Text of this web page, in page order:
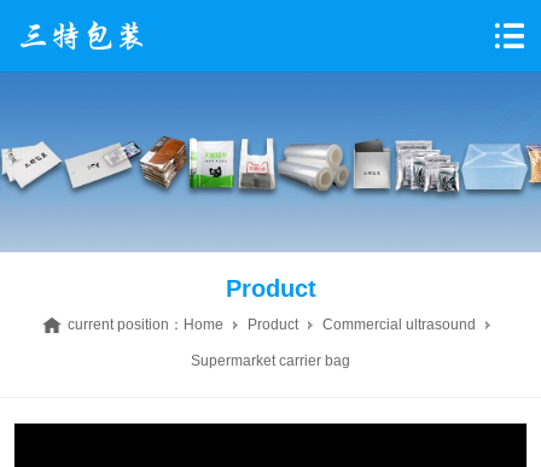
Product
current position： Home Product Commercial ultrasound
Supermarket carrier bag